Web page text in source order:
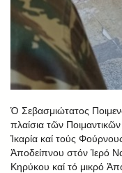
Ὁ Σεβασμιώτατος
πλαίσια τῶν
Ἰκαρία καί τούς
Ἀποδείπνου στόν Ἱερό
Κηρύκου καί τό μικρό